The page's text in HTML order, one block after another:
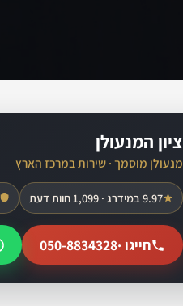
ציון המנעולן
מנעולן מוסמך · שירות במרכז הארץ
9.97 במידרג · 1,099 חוות דעת
חייגו ·050-8834328